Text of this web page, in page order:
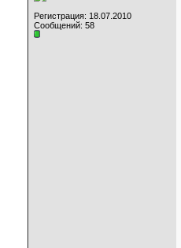
Регистрация: 18.07.2010
Сообщений: 58